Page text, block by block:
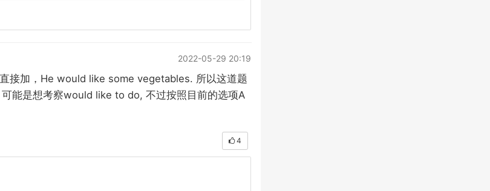
2022-05-29 20:19
接加， He would like some vegetables. 所以这道题
能是想考察would like to do, 不过按照目前的选项A
4